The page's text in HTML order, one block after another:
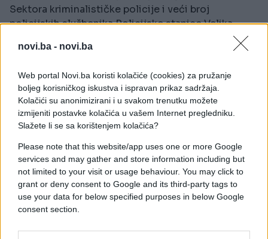
novi.ba - novi.ba
Web portal Novi.ba koristi kolačiće (cookies) za pružanje
boljeg korisničkog iskustva i ispravan prikaz sadržaja.
Kolačići su anonimizirani i u svakom trenutku možete
izmijeniti postavke kolačića u vašem Internet pregledniku.
Slažete li se sa korištenjem kolačića?
Please note that this website/app uses one or more Google
services and may gather and store information including but
not limited to your visit or usage behaviour. You may click to
grant or deny consent to Google and its third-party tags to
use your data for below specified purposes in below Google
consent section.
Sektora kriminalističke policije i veći broj
policijskih službenika Policijske stanice Velika
je lišen slobode.
Nakon kriminalističke obrade isti će biti predan
postupajućem tužiocu Tužilaštva, koji će ga ispitati
i nakon toga odlučiti o daljnjim mjerama i radnjama.
#velika kladusa #Tužilaštvo USK